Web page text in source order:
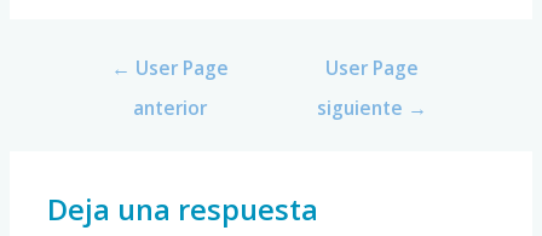
← User Page
anterior
User Page
siguiente →
Deja una respuesta